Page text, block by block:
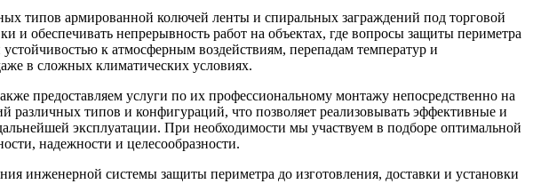
типов армированной колючей ленты и спиральных заграждений под торговой
и обеспечивать непрерывность работ на объектах, где вопросы защиты периметра
к атмосферным воздействиям, перепадам температур и
в сложных климатических условиях.
предоставляем услуги по их профессиональному монтажу непосредственно на
типов и конфигураций, что позволяет реализовывать эффективные и
эксплуатации. При необходимости мы участвуем в подборе оптимальной
надежности и целесообразности.
инженерной системы защиты периметра до изготовления, доставки и установки